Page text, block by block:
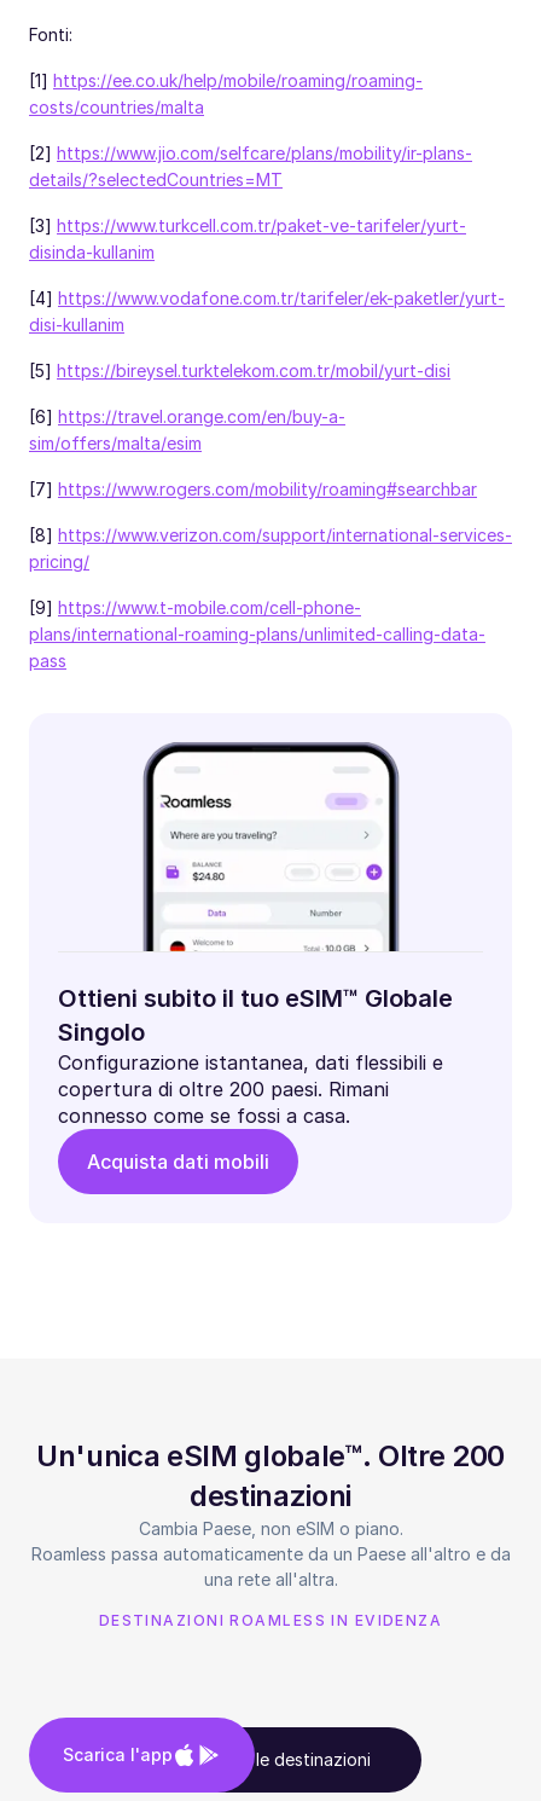
Fonti:
[1] https://ee.co.uk/help/mobile/roaming/roaming-
costs/countries/malta
[2] https://www.jio.com/selfcare/plans/mobility/ir-plans-
details/?selectedCountries=MT
[3] https://www.turkcell.com.tr/paket-ve-tarifeler/yurt-
disinda-kullanim
[4] https://www.vodafone.com.tr/tarifeler/ek-paketler/yurt-
disi-kullanim
[5] https://bireysel.turktelekom.com.tr/mobil/yurt-disi
[6] https://travel.orange.com/en/buy-a-
sim/offers/malta/esim
[7] https://www.rogers.com/mobility/roaming#searchbar
[8] https://www.verizon.com/support/international-services-
pricing/
[9] https://www.t-mobile.com/cell-phone-
plans/international-roaming-plans/unlimited-calling-data-
pass
Ottieni subito il tuo eSIM™ Globale
Singolo
Configurazione istantanea, dati flessibili e
copertura di oltre 200 paesi. Rimani
connesso come se fossi a casa.
Acquista dati mobili
Un'unica eSIM globale™. Oltre 200
destinazioni
Cambia Paese, non eSIM o piano.
Roamless passa automaticamente da un Paese all'altro e da
una rete all'altra.
DESTINAZIONI ROAMLESS IN EVIDENZA
Vedi tutte le destinazioni
Scarica l'app